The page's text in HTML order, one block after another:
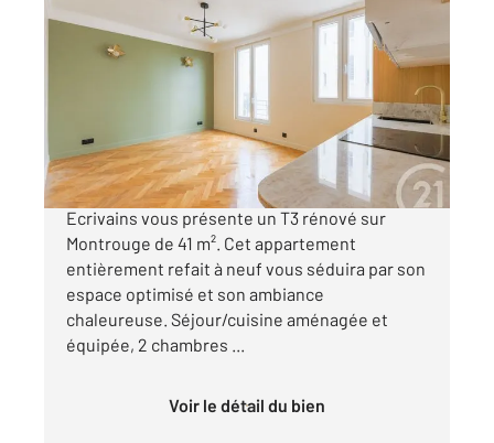
MONTROUGE 92
40,53 m2, 3 pièces
Ref : 12047
370 000 €
Quartier des Ecrivains Century 21 Coté
Ecrivains vous présente un T3 rénové sur
Montrouge de 41 m². Cet appartement
entièrement refait à neuf vous séduira par son
espace optimisé et son ambiance
chaleureuse. Séjour/cuisine aménagée et
équipée, 2 chambres ...
Voir le détail du bien